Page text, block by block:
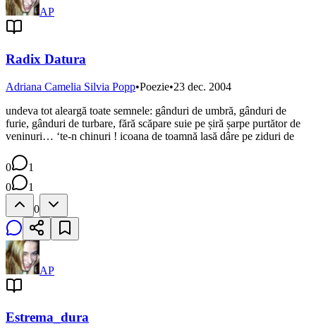
AP
Radix Datura
Adriana Camelia Silvia Popp•Poezie•23 dec. 2004
undeva tot aleargă toate semnele: gânduri de umbră, gânduri de
furie, gânduri de turbare, fără scăpare suie pe șiră șarpe purtător de
veninuri… ‘te-n chinuri ! icoana de toamnă lasă dâre pe ziduri de
0
1
0
1
0
AP
Estrema_dura